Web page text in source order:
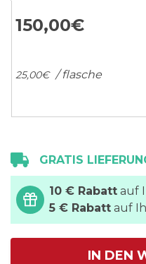
150,00€
25,00€ / flasche
GRATIS
10 € Rabatt auf
5 € Rabatt auf
IN DEN